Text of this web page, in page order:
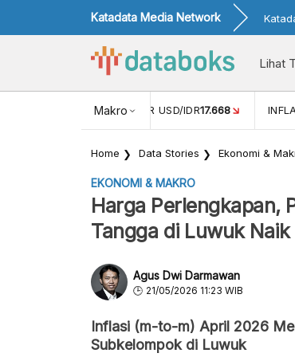
Katadata Media Network
Lihat
Makro
NILAI TUKAR USD/IDR17.668
Home Data Stories Ekonomi &
EKONOMI & MAKRO
Harga Perlengkapan,
Tangga di Luwuk Naik
Agus Dwi Darmawan
21/05/2026 11:23 WIB
Inflasi (m-to-m) April 2026
Subkelompok di Luwuk